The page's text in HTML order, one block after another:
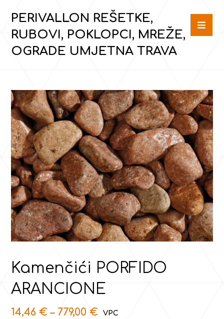
PERIVALLON REŠETKE,
RUBOVI, POKLOPCI, MREŽE,
OGRADE UMJETNA TRAVA
Kamenčići PORFIDO
ARANCIONE
14,46€ – 779,00€